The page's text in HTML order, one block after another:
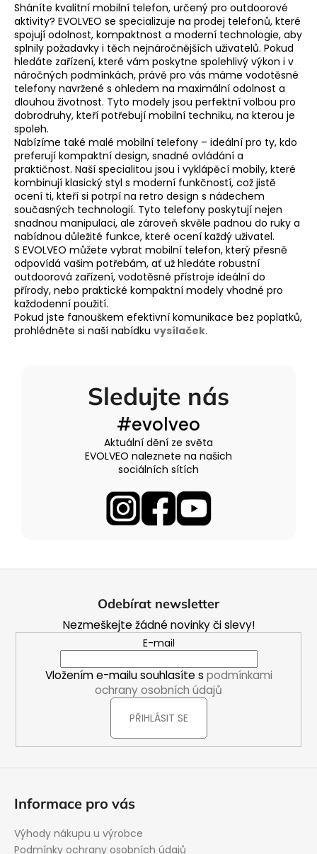
l
á
d
a
c
í
p
r
v
k
y
v
ý
p
i
s
u
Sháníte kvalitní mobilní telefon, určený pro outdoorové
aktivity? EVOLVEO se specializuje na prodej telefonů, které
spojují odolnost, kompaktnost a moderní technologie, aby
splnily požadavky i těch nejnáročnějších uživatelů. Pokud
hledáte zařízení, které vám poskytne spolehlivý výkon i v
náročných podmínkách, právě pro vás máme vodotěsné
telefony navržené s ohledem na maximální odolnost a
dlouhou životnost. Tyto modely jsou perfektní volbou pro
dobrodruhy, kteří potřebují mobilní techniku, na kterou je
spoleh.
Nabízíme také malé mobilní telefony – ideální pro ty, kdo
preferují kompaktní design, snadné ovládání a
praktičnost. Naší specialitou jsou i vyklápěcí mobily, které
kombinují klasický styl s moderní funkčností, což jistě
ocení ti, kteří si potrpí na retro design s nádechem
současných technologií. Tyto telefony poskytují nejen
snadnou manipulaci, ale zároveň skvěle padnou do ruky a
nabídnou důležité funkce, které ocení každý uživatel.
S EVOLVEO můžete vybrat mobilní telefon, který přesně
odpovídá vašim potřebám, ať už hledáte robustní
outdoorová zařízení, vodotěsné přístroje ideální do
přírody, nebo praktické kompaktní modely vhodné pro
každodenní použití.
Pokud jste fanouškem efektivní komunikace bez poplatků,
prohlédněte si naší nabídku vysílaček.
Sledujte nás
#evolveo
Aktuální dění ze světa
EVOLVEO naleznete na našich
sociálních sítích
Odebírat newsletter
Nezmeškejte žádné novinky či slevy!
E-mail
Vložením e-mailu souhlasíte s podmínkami
ochrany osobních údajů
PŘIHLÁSIT SE
Informace pro vás
Výhody nákupu u výrobce
Podmínky ochrany osobních údajů